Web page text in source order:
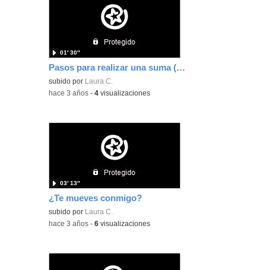
Pasos para realizar una suma (Subtitulos y LSE)
subido por Laura C.
01′ 30″
-hace 3 años -4 visualizaciones
¿Te mueves conmigo?
subido por Laura C.
03′ 13″
-hace 3 años -6 visualizaciones